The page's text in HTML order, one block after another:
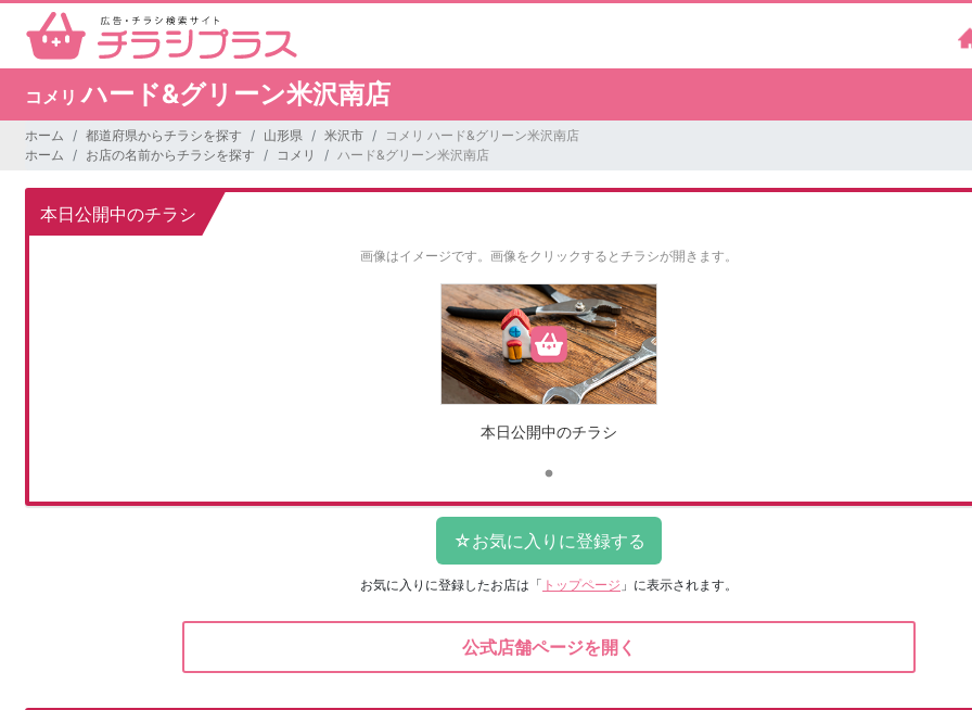
コメリハード&グリーン米沢南店
ホーム 都道府県からチラシを探す 山形県 米沢市
コメリ ハード&グリーン米沢南店
ホーム
お店の名前からチラシを探す コメリ ハード&グリーン米沢南店
本日公開中のチラシ
画像はイメージです。 画像をクリックするとチラシが開きます。
本日公開中のチラシ
お気に入りに登録したお店は 「 トップページ 」に表示されます。
公式店舗ページを開く